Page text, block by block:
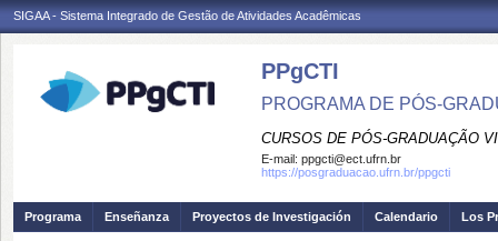
SIGAA - Sistema Integrado de Gestão de Atividades Acadêmicas
PPgCTI
PROGRAMA DE PÓS-
CURSOS DE PÓS-GRADUAÇÃO
E-mail: ppgcti@ect.ufrn.br
https://posgraduacao.ufrn.br/ppgcti
Programa Enseñanza Proyectos de Investigación Calendario Los